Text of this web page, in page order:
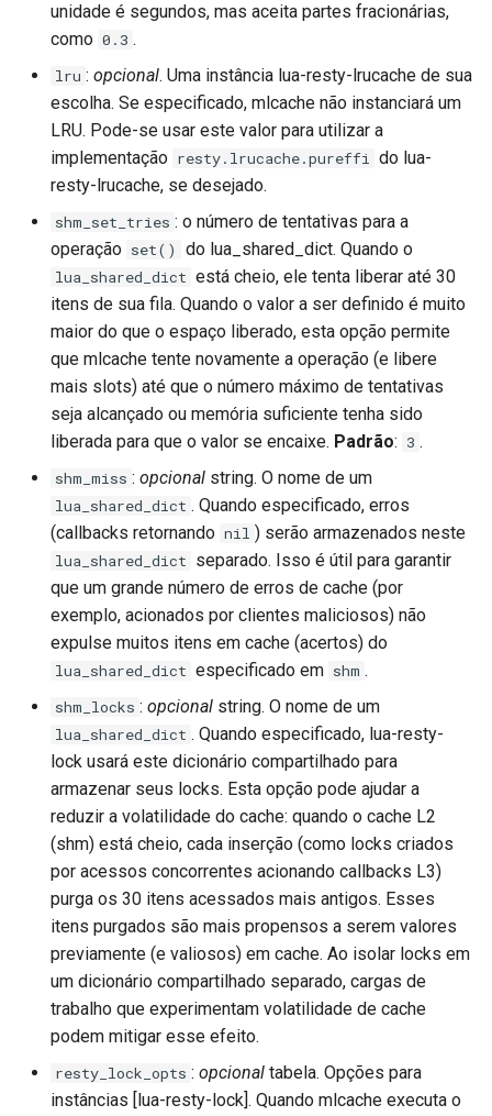
rewrite-status
secure-token
security-headers
security
selective-cache-purge
server-redirect
set-misc
slowfs
small-light
sorted-args
spnego-http-auth
srcache
statsd
sticky
stream-lua
stream-sts
unidade é segundos, mas aceita partes fracionárias,
como 0.3 .
lru : opcional. Uma instância lua-resty-lrucache de sua
escolha. Se especificado, mlcache não instanciará um
LRU. Pode-se usar este valor para utilizar a
implementação resty.lrucache.pureffi do lua-
resty-lrucache, se desejado.
shm_set_tries : o número de tentativas para a
operação set() do lua_shared_dict. Quando o
lua_shared_dict está cheio, ele tenta liberar até 30
itens de sua fila. Quando o valor a ser definido é muito
maior do que o espaço liberado, esta opção permite
que mlcache tente novamente a operação (e libere
mais slots) até que o número máximo de tentativas
seja alcançado ou memória suficiente tenha sido
liberada para que o valor se encaixe. Padrão: 3 .
shm_miss : opcional string. O nome de um
lua_shared_dict . Quando especificado, erros
(callbacks retornando nil ) serão armazenados neste
lua_shared_dict separado. Isso é útil para garantir
que um grande número de erros de cache (por
exemplo, acionados por clientes maliciosos) não
expulse muitos itens em cache (acertos) do
lua_shared_dict especificado em shm .
shm_locks : opcional string. O nome de um
lua_shared_dict . Quando especificado, lua-resty-
lock usará este dicionário compartilhado para
armazenar seus locks. Esta opção pode ajudar a
reduzir a volatilidade do cache: quando o cache L2
(shm) está cheio, cada inserção (como locks criados
por acessos concorrentes acionando callbacks L3)
purga os 30 itens acessados mais antigos. Esses
itens purgados são mais propensos a serem valores
previamente (e valiosos) em cache. Ao isolar locks em
um dicionário compartilhado separado, cargas de
trabalho que experimentam volatilidade de cache
podem mitigar esse efeito.
resty_lock_opts : opcional tabela. Opções para
instâncias [lua-resty-lock]. Quando mlcache executa o